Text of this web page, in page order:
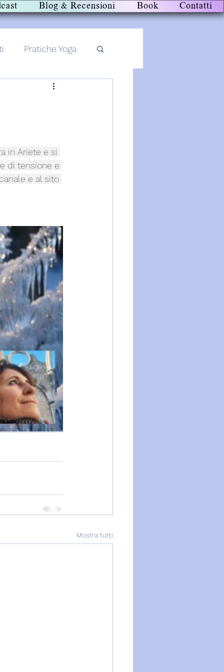
Blog & Recensioni Book Contatti
Pratiche Yoga
in Ariete e si
di tensione e
e al sito
Mostra tutti